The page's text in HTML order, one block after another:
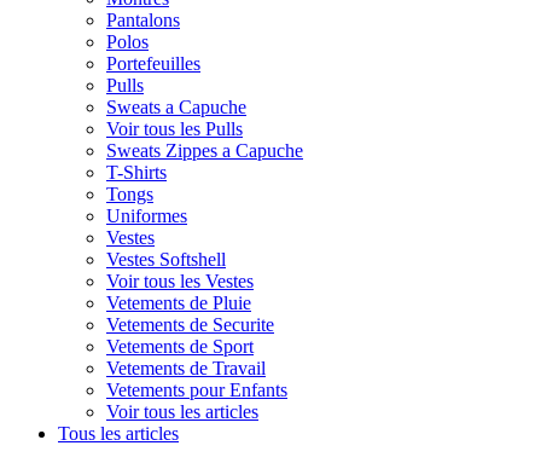
Pantalons
Polos
Portefeuilles
Pulls
Sweats a Capuche
Voir tous les Pulls
Sweats Zippes a Capuche
T-Shirts
Tongs
Uniformes
Vestes
Vestes Softshell
Voir tous les Vestes
Vetements de Pluie
Vetements de Securite
Vetements de Sport
Vetements de Travail
Vetements pour Enfants
Voir tous les articles
Tous les articles